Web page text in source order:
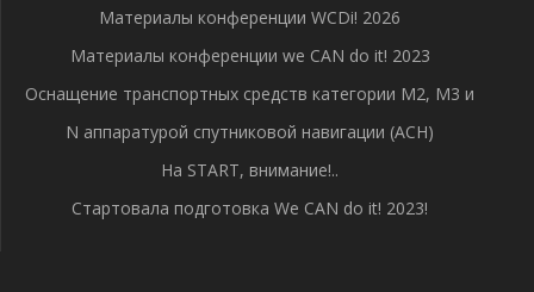
Материалы конференции WCDi! 2026
Материалы конференции we CAN do it! 2023
Оснащение транспортных средств категории М2, М3 и
N аппаратурой спутниковой навигации (АСН)
На START, внимание!..
Стартовала подготовка We CAN do it! 2023!